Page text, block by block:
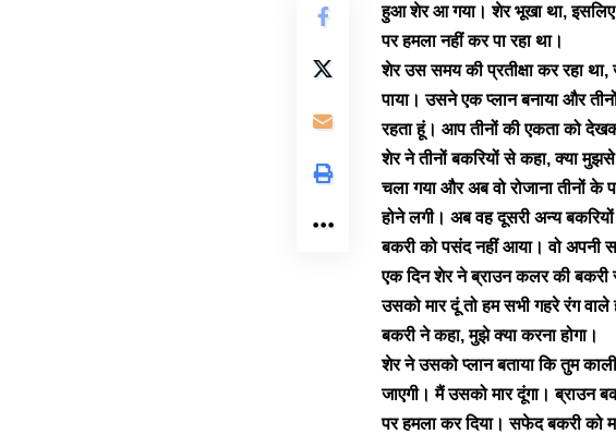
हुआ शेर आ गया। शेर भूखा था, इसलिए
पर हमला नहीं कर पा रहा था।
शेर उस समय की प्रतीक्षा कर रहा
पाया। उसने एक प्लान बनाया और
रहता हूं। आप तीनों की एकता को
शेर ने तीनों बकरियों से कहा, क्या
चला गया और अब वो रोजाना तीनों
होने लगी। अब वह दूसरी अन्य
बकरी को पसंद नहीं आया। वो अपनी
एक दिन शेर ने ब्राउन कलर की बकरी
उसको मार दूं तो हम सभी गहरे रंग
बकरी ने कहा, मुझे क्या करना होगा।
शेर ने उसको प्लान बताया कि तुम
जाएगी। मैं उसको मार दूंगा।
पर हमला कर दिया। सफेद बकरी को